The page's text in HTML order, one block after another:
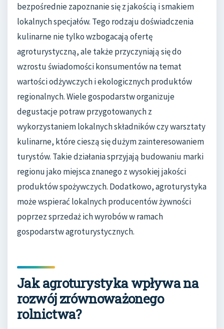
bezpośrednie zapoznanie się z jakością i smakiem
lokalnych specjałów. Tego rodzaju doświadczenia
kulinarne nie tylko wzbogacają ofertę
agroturystyczną, ale także przyczyniają się do
wzrostu świadomości konsumentów na temat
wartości odżywczych i ekologicznych produktów
regionalnych. Wiele gospodarstw organizuje
degustacje potraw przygotowanych z
wykorzystaniem lokalnych składników czy warsztaty
kulinarne, które cieszą się dużym zainteresowaniem
turystów. Takie działania sprzyjają budowaniu marki
regionu jako miejsca znanego z wysokiej jakości
produktów spożywczych. Dodatkowo, agroturystyka
może wspierać lokalnych producentów żywności
poprzez sprzedaż ich wyrobów w ramach
gospodarstw agroturystycznych.
Jak agroturystyka wpływa na
rozwój zrównoważonego
rolnictwa?